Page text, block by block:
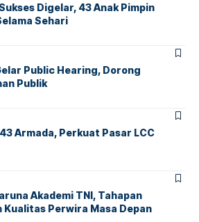
Digelar, 43 Anak Pimpin
Sehari
Public Hearing, Dorong
Publik
Armada, Perkuat Pasar LCC
Akademi TNI, Tahapan
Perwira Masa Depan